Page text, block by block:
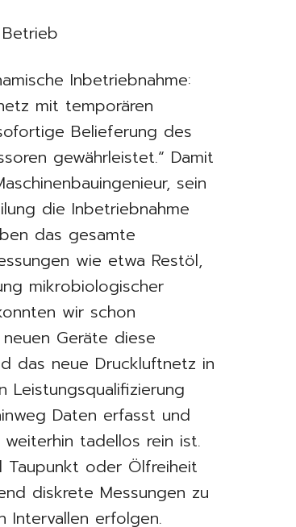
Inbetriebnahme:
mit temporären
Belieferung des
gewährleistet.“ Damit
sein
die Inbetriebnahme
das gesamte
wie etwa Restöl,
mikrobiologischer
wir schon
Geräte diese
das neue Druckluftnetz in
Leistungsqualifizierung
Daten erfasst und
tadellos rein ist.
Taupunkt oder Ölfreiheit
diskrete Messungen zu
Intervallen erfolgen.